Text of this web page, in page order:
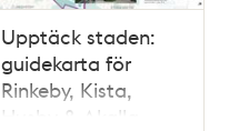
Upptäck staden:
guidekarta för
Rinkeby, Kista,
Husby & Akalla